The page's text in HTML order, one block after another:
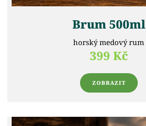
Brum 500ml
horský medový rum
399 Kč
ZOBRAZIT